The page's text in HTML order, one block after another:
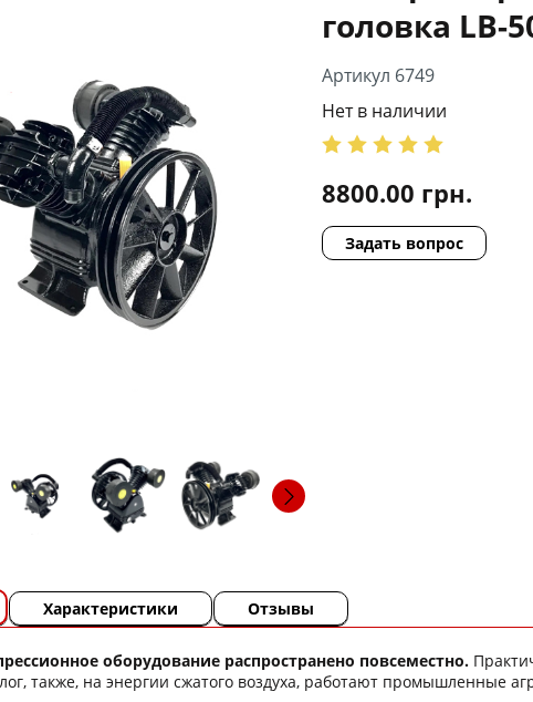
головка LB-
Артикул 6749
Нет в наличии
8800.00 грн.
Задать вопрос
Характеристики Отзывы
оборудование распространено повсеместно.
также, на энергии сжатого воздуха, работают промышленные